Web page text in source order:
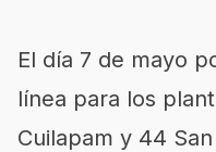
El día 7 de mayo
línea para los
Cuilapam y 44